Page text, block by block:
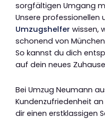
sorgfältigen Umgang
Unsere professionellen
Umzugshelfer wissen,
schonend von
So kannst du dich
auf dein neues
Bei Umzug Neumann
Kundenzufriedenheit
dir einen erstklassigen